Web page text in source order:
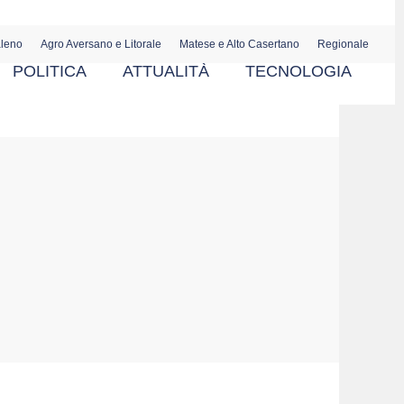
Agro Aversano e Litorale Matese e Alto Casertano Regionale
POLITICA ATTUALITÀ TECNOLOGIA